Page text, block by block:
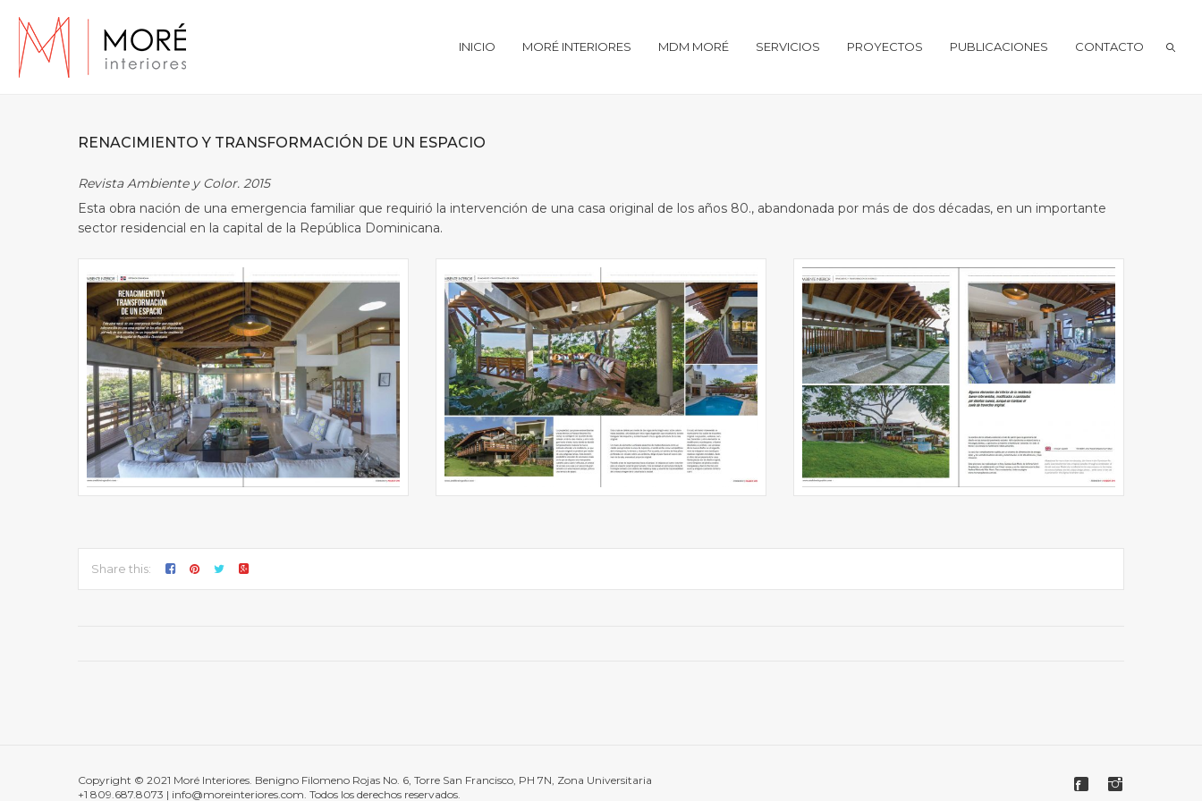
INICIO MORÉ INTERIORES MDM MORÉ SERVICIOS PROYECTOS PUBLICACIONES CONTACTO
RENACIMIENTO Y TRANSFORMACIÓN DE UN ESPACIO
Revista Ambiente y Color. 2015
Esta obra nación de una emergencia familiar que requirió la intervención de una casa original de los años 80., abandonada por más de dos décadas, en un importante
sector residencial en la capital de la República Dominicana.
Share this:
Copyright © 2021 Moré Interiores. Benigno Filomeno Rojas No. 6, Torre San Francisco, PH 7N, Zona Universitaria
+1 809.687.8073 | info@moreinteriores.com. Todos los derechos reservados.